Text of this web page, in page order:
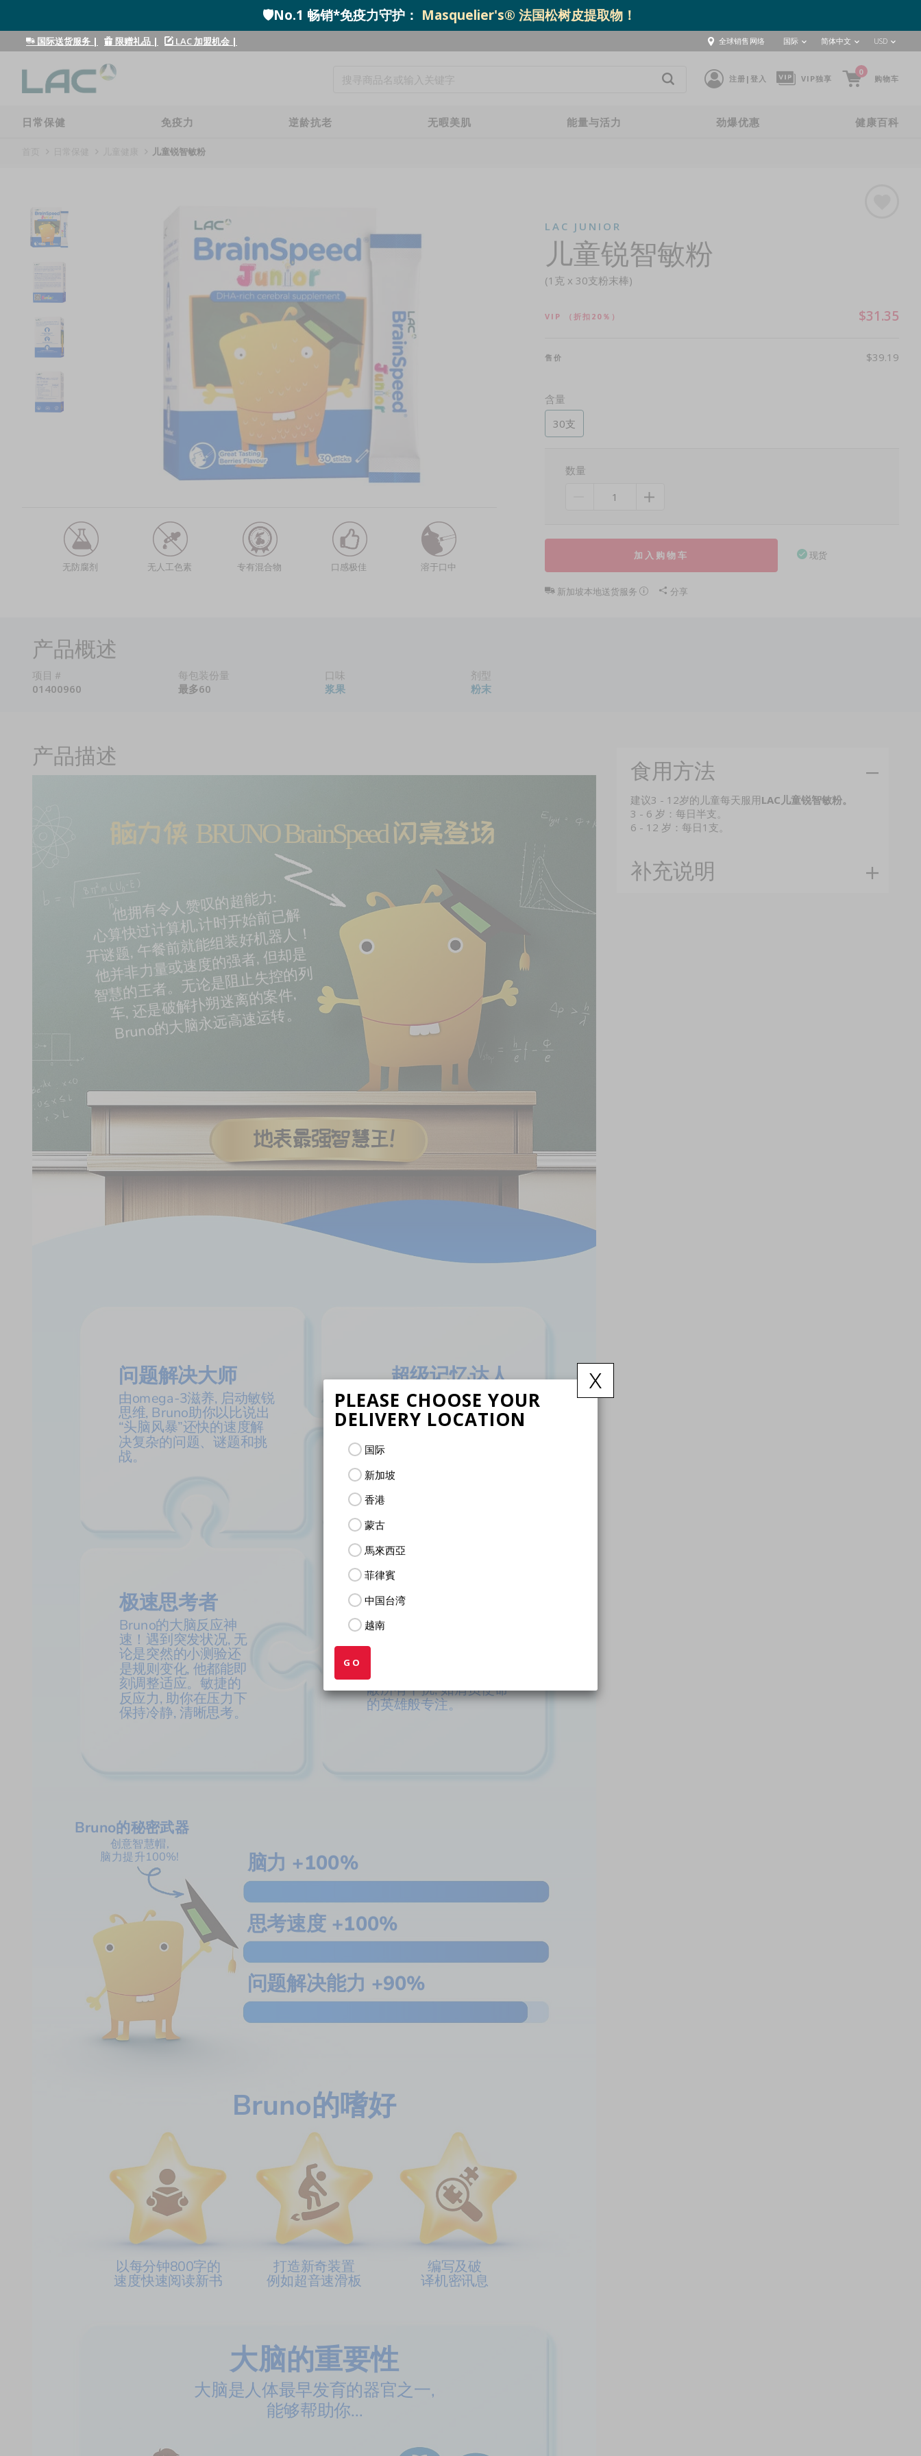
🛡️No.1 畅销*免疫力守护： Masquelier's® 法国松树皮提取物！
国际送货服务 | 限赠礼品 | LAC 加盟机会 | 全球销售网络
x
PLEASE CHOOSE YOUR
DELIVERY LOCATION
国际
新加坡
香港
蒙古
馬來西亞
菲律賓
中国台湾
越南
GO
国际 简体中文 USD
注册|登入 VIP独享
0
购物车
日常保健 免疫力 逆龄抗老 无暇美肌 能量与活力 劲爆优惠 健康百科
儿童锐智敏粉
无防腐剂 无人工色素 专有混合物 口感极佳 溶于口中
LAC JUNIOR
儿童锐智敏粉
(1克 x 30支粉末棒)
VIP （折扣20％） $31.35
售价 $39.19
含量
30支
数量
现货
加入购物车
新加坡本地送货服务 分享
产品概述
项目＃
01400960
每包装份量
最多60
口味
浆果
剂型
粉末
产品描述
脑力侠 BRUNO BrainSpeed 闪亮登场
地表最强智慧王!
他拥有令人赞叹的超能力:
心算快过计算机,计时开始前已解
开
谜
题,
午
餐
前
就
能
组
装
好
机
器
人
！
他
并
非
力
量
或
速
度
的
强
者,
但
却
是
智慧的王者。无论是阻止失控的列
车,
还
是
破
解
扑
朔
迷
离
的
案件,
Bruno的大脑永远高速运转。
问题解决大师
极速思考者
Bruno的嗜好
Bruno的秘密武器
Bruno的大脑反应神
速！遇到突发状况, 无
论是突然的小测验还
是规则变化, 他都能即
刻调整适应。敏捷的
反应力, 助你在压力下
保持冷静, 清晰思考。
以每分钟800字的
速度快速阅读新书
大脑的重要性
大脑是人体最早发育的器官之一,
能够帮助你...
打造新奇装置
例如超音速滑板
编写及破
译机密讯息
由omega-3滋养, 启动敏锐
思维, Bruno助你以比说出
“头脑风暴”还快的速度解
决复杂的问题、谜题和挑
战。
超级记忆达人
超强专注达人
脑力 +100%
思考速度 +100%
问题解决能力 +90%
酰丝氨酸；它能帮助你屏
蔽所有干扰, 如肩负使命
的英雄般专注。
Bruno听一遍就能记
住所有内容。与他组
队, 你将能倒背如流
创意智慧帽,
脑力提升100%!
食用方法
建议3 - 12岁的儿童每天服用LAC儿童锐智敏粉。
3 - 6 岁：每日半支。
6 - 12 岁：每日1支。
补充说明